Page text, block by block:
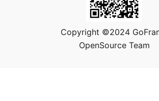
Copyright ©2024
OpenSource Team